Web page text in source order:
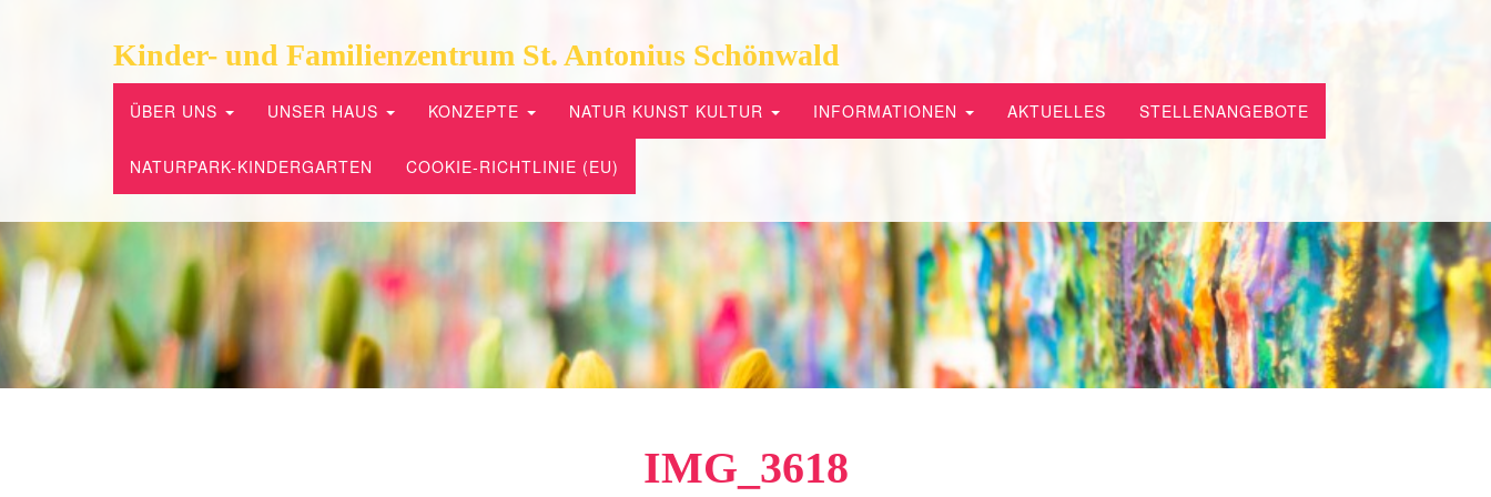
Kinder- und Familienzentrum St. Antonius Schönwald
ÜBER UNS UNSER HAUS KONZEPTE NATUR KUNST KULTUR INFORMATIONEN AKTUELLES STELLENANGEBOTE
NATURPARK-KINDERGARTEN COOKIE-RICHTLINIE (EU)
IMG_3618